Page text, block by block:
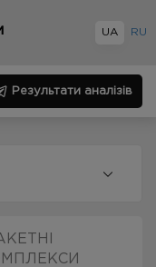
UA RU
Результати аналізів